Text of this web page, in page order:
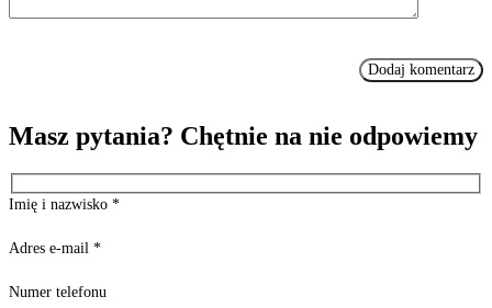
Masz pytania? Chętnie na nie odpowiemy
Imię i nazwisko *
Adres e-mail *
Numer telefonu